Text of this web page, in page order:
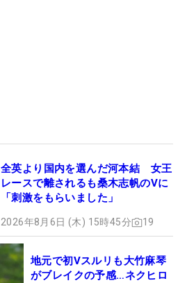
全英より国内を選んだ河本結 女王
レースで離されるも桑木志帆のVに
「刺激をもらいました」
2026年8月6日 (木) 15時45分 19
地元で初Vスルリも大竹麻琴
がブレイクの予感…ネクヒロ